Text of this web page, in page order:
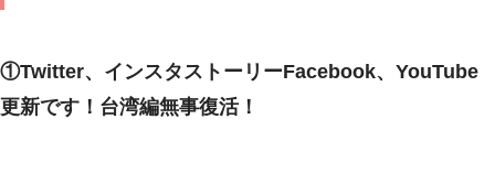
①Twitter、インスタストーリーFacebook、YouTube
更新です！台湾編無事復活！